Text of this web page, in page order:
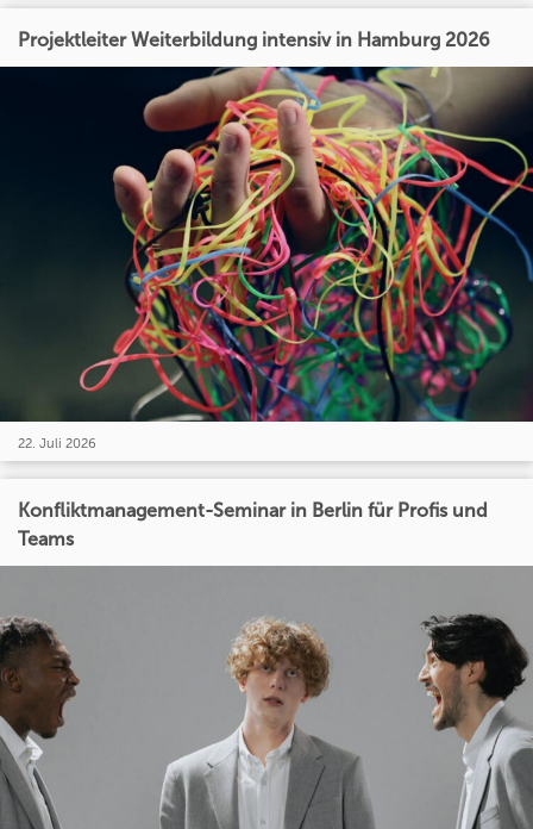
Projektleiter Weiterbildung intensiv in Hamburg 2026
22. Juli 2026
Konfliktmanagement-Seminar in Berlin für Profis und
Teams